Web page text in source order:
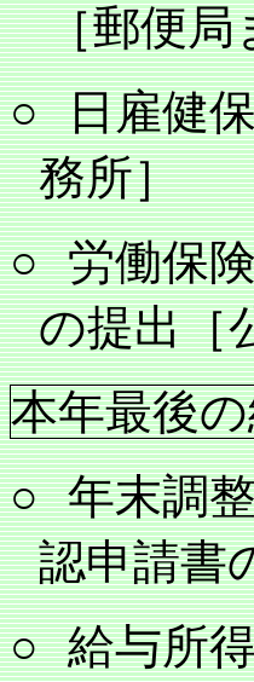
［郵便局
○ 日雇健
務所］
○ 労働保
の提出［
本年最後
○ 年末調
認申請書
○ 給与所